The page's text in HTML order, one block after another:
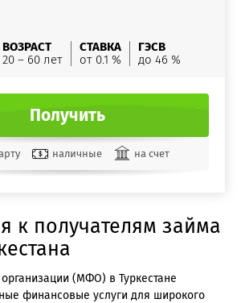
ВОЗРАСТ
20 – 60 лет
СТАВКА
от 0.1 %
ГЭСВ
до 46 %
Получить
наличные на счет
к получателям займа
(МФО) в Туркестане
финансовые услуги для широкого